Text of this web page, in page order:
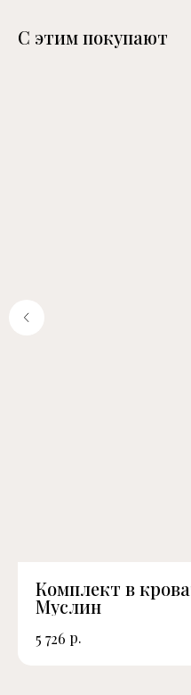
С этим покупают
Комплект в
Муслин
5 726 р.